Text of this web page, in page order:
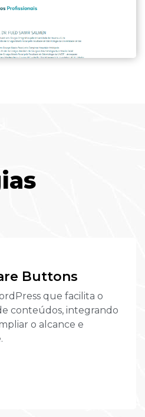
Buttons
que facilita o
conteúdos, integrando
o alcance e